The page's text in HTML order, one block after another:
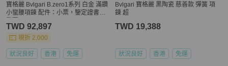
寶格麗 Bvlgari B.zero1系列 白金 滿鑽
小蠻腰項鍊 配件：小票，鑒定證書，
TWD 92,897
現折 2,000
狀況良好 香港 免運
Bvlgari 寶格麗 黑陶瓷 慈善款 彈簧 項
鍊 超
TWD 19,388
狀況良好 香港 免運